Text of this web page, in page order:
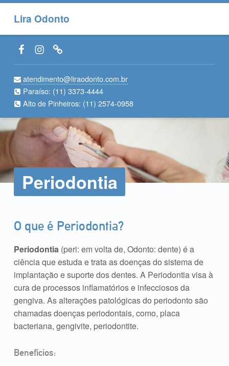
Lira Odonto
Facebook LiraOdonto
Instagram LiraOdonto
Site LiraOdonto
atendimento@liraodonto.com.br
Paraíso: (11) 3373-4444
Alto de Pinheiros: (11) 2574-0958
Periodontia
O que é Periodontia?
Periodontia(peri: em volta de, Odonto: dente) é a
ciência que estuda e trata as doenças do sistema de
implantação e suporte dos dentes. A Periodontia visa à
cura de processos inflamatórios e infecciosos da
gengiva. As alterações patológicas do periodonto são
chamadas doenças periodontais, como, placa
bacteriana, gengivite, periodontite.
Benefícios: